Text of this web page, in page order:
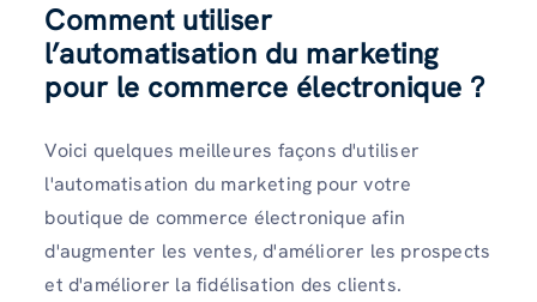
Comment utiliser
l’automatisation du marketing
pour le commerce électronique ?
Voici quelques meilleures façons d'utiliser
l'automatisation du marketing pour votre
boutique de commerce électronique afin
d'augmenter les ventes, d'améliorer les prospects
et d'améliorer la fidélisation des clients.